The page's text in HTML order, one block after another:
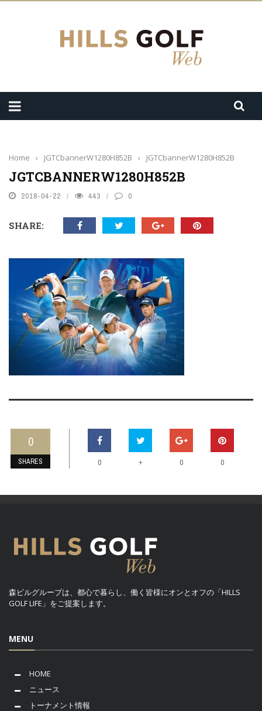
Home › JGTCbannerW1280H852B › JGTCbannerW1280H852B
JGTCBANNERW1280H852B
2018-04-22 443 0
SHARE:
0
SHARES 0 + 0 0
森ビルグループは、都心で暮らし、働く皆様にオンとオフの「HILLS
GOLF LIFE」をご提案します。
MENU
HOME
ニュース
トーナメント情報